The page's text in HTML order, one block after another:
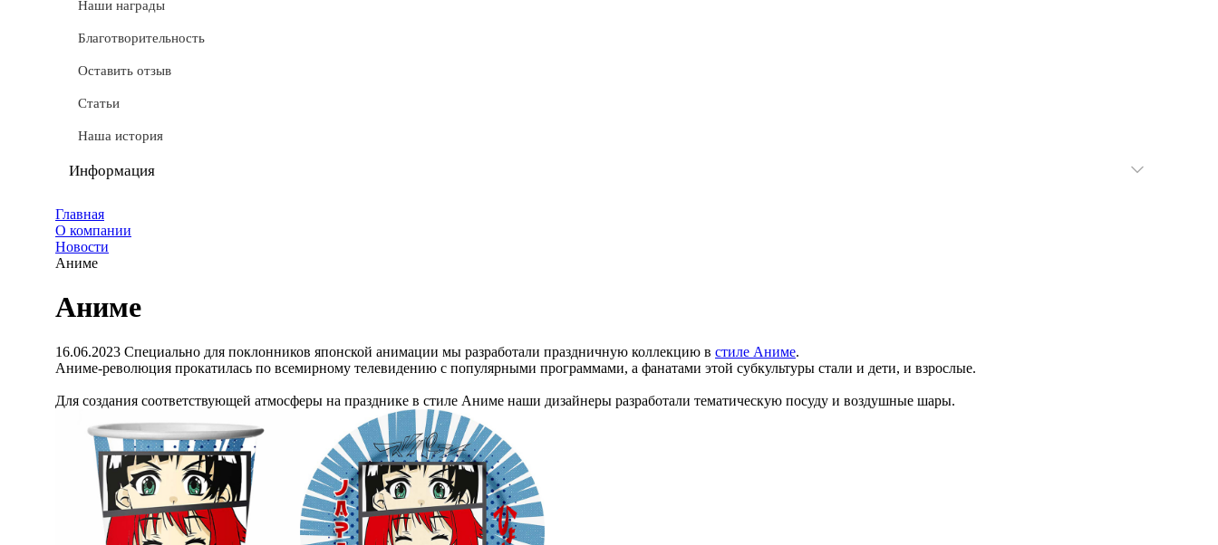
Доставка
Условные обозначения
Документы
Обмен и возврат
Частые вопросы
Наши награды
Благотворительность
Оставить отзыв
Статьи
Наша история
Информация
Мы используем cookie
Удаление аккаунта
Главная
О компании
Новости
Аниме
Аниме
16.06.2023 Специально для поклонников японской анимации мы разработали праздничную коллекцию в стиле Аниме.
Аниме-революция прокатилась по всемирному телевидению с популярными программами, а фанатами этой субкультуры стали и дети, и взрослые.
Для создания соответствующей атмосферы на празднике в стиле Аниме наши дизайнеры разработали тематическую посуду и воздушные шары.